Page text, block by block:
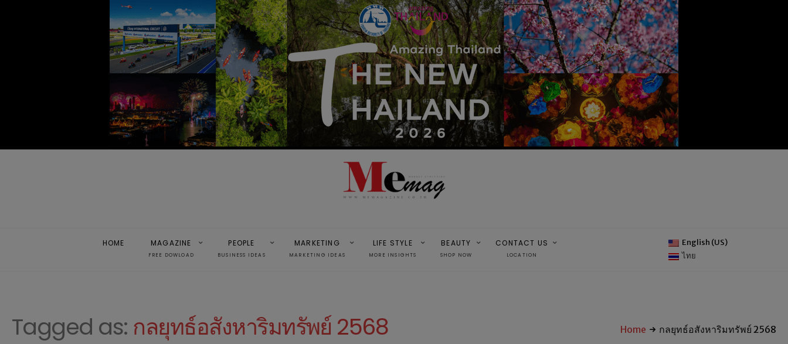
HOME MAGAZINE
FREE DOWLOAD
PEOPLE
BUSINESS IDEAS
MARKETING
MARKETING IDEAS
LIFE STYLE
MORE INSIGHTS
BEAUTY
SHOP NOW
CONTACT US
LOCATION
English (US)
ไทย
Tagged as: กลยุทธ์อสังหาริมทรัพย์ 2568 Home กลยุทธ์อสังหาริมทรัพย์ 2568